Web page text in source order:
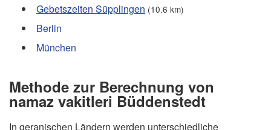
Gebetszeiten Süpplingen (10.6 km)
Berlin
München
Methode zur Berechnung von
namaz vakitleri Büddenstedt
In geranischen Ländern werden unterschiedliche